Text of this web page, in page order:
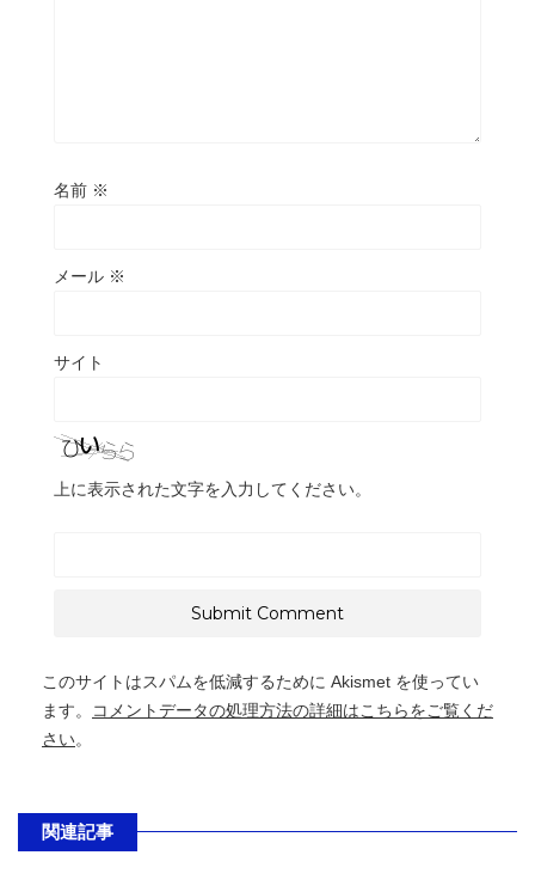
名前 ※
メール ※
サイト
上に表示された文字を入力してください。
このサイトはスパムを低減するために Akismet を使ってい
ます。
コメントデータの処理方法の詳細はこちらをご覧くだ
さい。
関連記事